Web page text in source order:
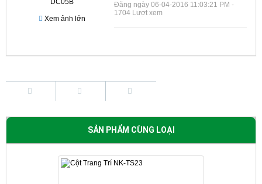
Xem ảnh lớn
Đăng ngày 06-04-2016 11:03:21 PM -
1704 Lượt xem
SẢN PHẨM CÙNG LOẠI